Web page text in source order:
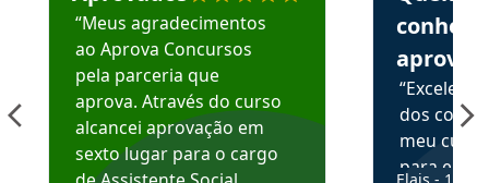
“Meus agradecimentos
ao Aprova Concursos
pela parceria que
aprova. Através do curso
alcancei aprovação em
sexto lugar para o cargo
aprova
dos
meu
para